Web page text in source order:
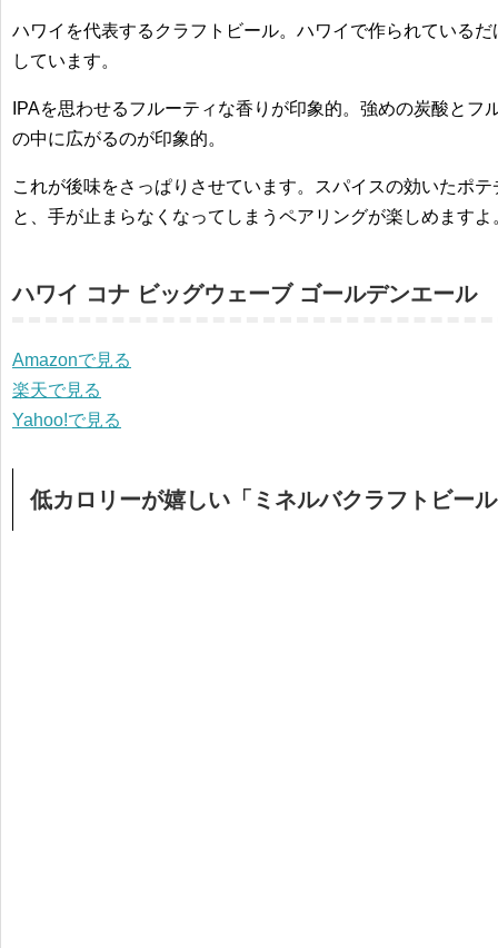
ハワイを代表するクラフトビール。ハワイで作られている
しています。
IPAを思わせるフルーティな香りが印象的。強めの炭酸と
の中に広がるのが印象的。
これが後味をさっぱりさせています。スパイスの効いたポ
と、手が止まらなくなってしまうペアリングが楽しめますよ
ハワイ コナ ビッグウェーブ ゴールデンエール
Amazonで見る
楽天で見る
Yahoo!で見る
低カロリーが嬉しい「ミネルバクラフトビー